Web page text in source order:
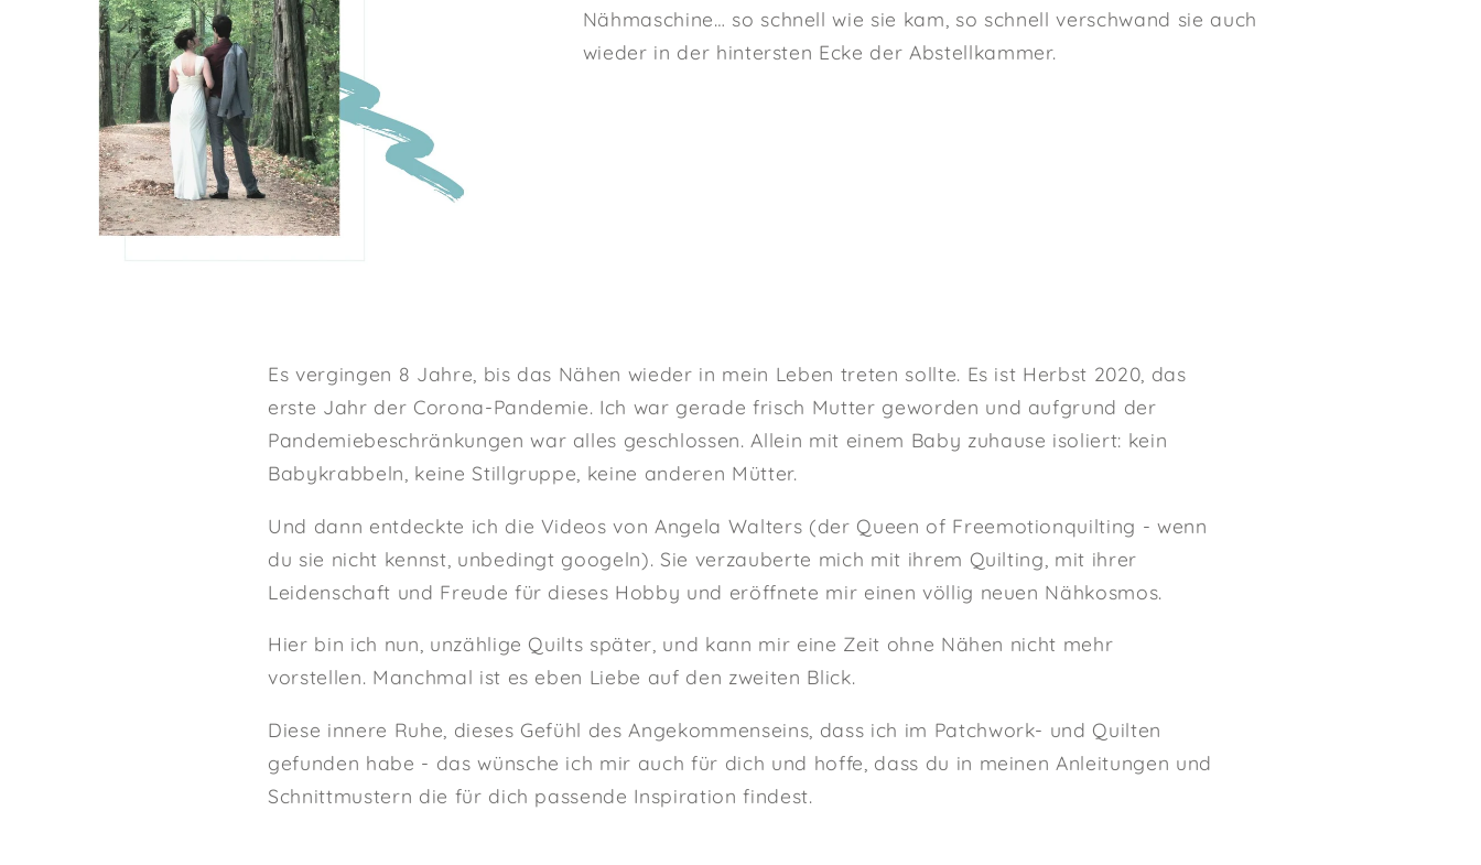
Nähmaschine… so schnell wie sie kam, so schnell verschwand sie auch
wieder in der hintersten Ecke der Abstellkammer.
Es vergingen 8 Jahre, bis das Nähen wieder in mein Leben treten sollte. Es ist Herbst 2020, das
erste Jahr der Corona-Pandemie. Ich war gerade frisch Mutter geworden und aufgrund der
Pandemiebeschränkungen war alles geschlossen. Allein mit einem Baby zuhause isoliert: kein
Babykrabbeln, keine Stillgruppe, keine anderen Mütter.
Und dann entdeckte ich die Videos von Angela Walters (der Queen of Freemotionquilting - wenn
du sie nicht kennst, unbedingt googeln). Sie verzauberte mich mit ihrem Quilting, mit ihrer
Leidenschaft und Freude für dieses Hobby und eröffnete mir einen völlig neuen Nähkosmos.
Hier bin ich nun, unzählige Quilts später, und kann mir eine Zeit ohne Nähen nicht mehr
vorstellen. Manchmal ist es eben Liebe auf den zweiten Blick.
Diese innere Ruhe, dieses Gefühl des Angekommenseins, dass ich im Patchwork- und Quilten
gefunden habe - das wünsche ich mir auch für dich und hoffe, dass du in meinen Anleitungen und
Schnittmustern die für dich passende Inspiration findest.